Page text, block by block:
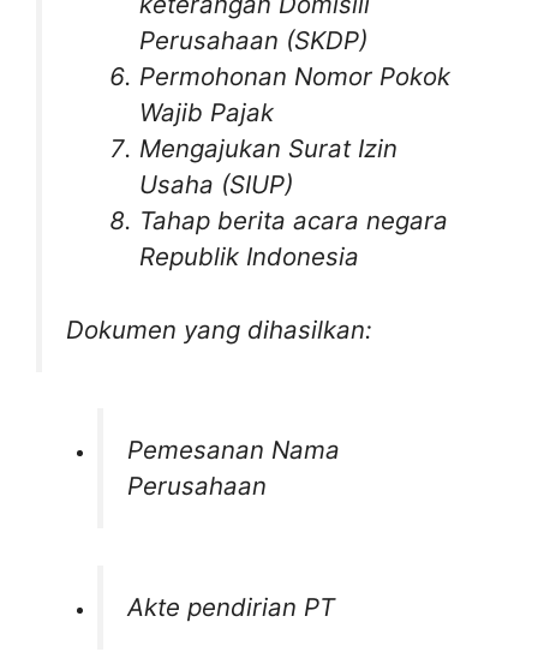
Perusahaan (SKDP)
Permohonan Nomor Pokok
Wajib Pajak
Mengajukan Surat Izin
Usaha (SIUP)
Tahap berita acara negara
Republik Indonesia
Dokumen yang dihasilkan:
Pemesanan Nama
Perusahaan
Akte pendirian PT